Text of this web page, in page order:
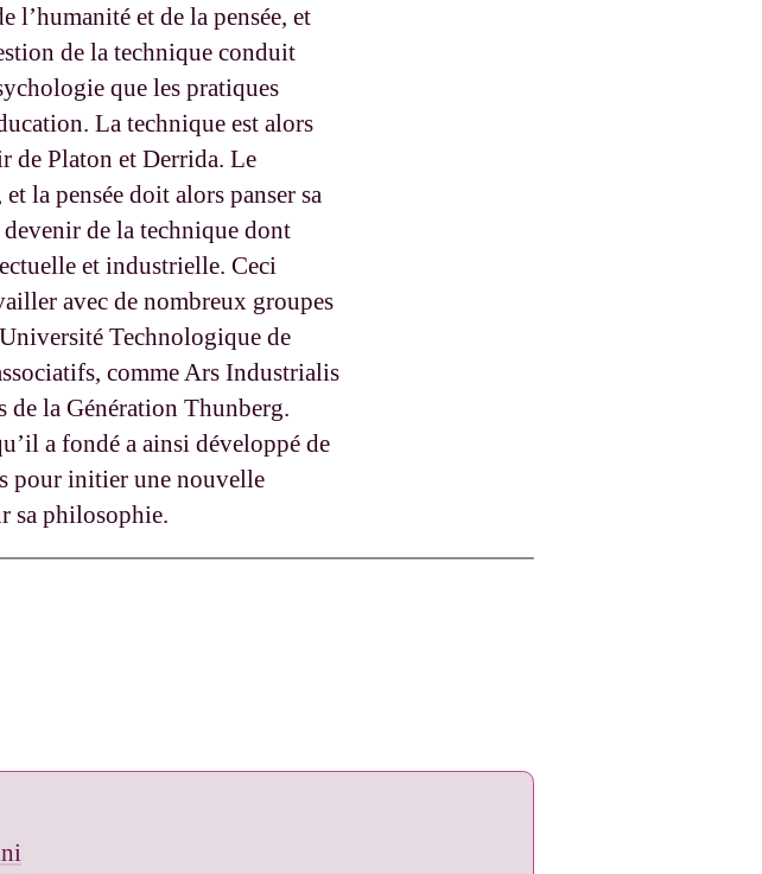
l’humanité et de la pensée, et
de la technique conduit
que les pratiques
La technique est alors
de Platon et Derrida. Le
la pensée doit alors panser sa
de la technique dont
et industrielle. Ceci
avec de nombreux groupes
Technologique de
comme Ars Industrialis
de la Génération Thunberg.
a fondé a ainsi développé de
pour initier une nouvelle
sa philosophie.